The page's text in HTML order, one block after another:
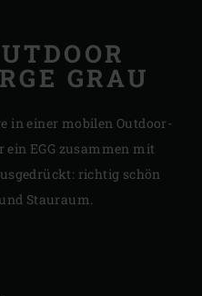
GRAU
in einer mobilen Outdoor-
ein EGG zusammen mit
richtig schön
Stauraum.